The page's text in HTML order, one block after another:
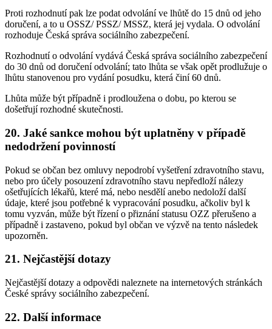
Proti rozhodnutí pak lze podat odvolání ve lhůtě do 15 dnů od jeho
doručení, a to u OSSZ/ PSSZ/ MSSZ, která jej vydala. O odvolání
rozhoduje Česká správa sociálního zabezpečení.
Rozhodnutí o odvolání vydává Česká správa sociálního zabezpečení
do 30 dnů od doručení odvolání; tato lhůta se však opět prodlužuje o
lhůtu stanovenou pro vydání posudku, která činí 60 dnů.
Lhůta může být případně i prodloužena o dobu, po kterou se
došetřují rozhodné skutečnosti.
20. Jaké sankce mohou být uplatněny v případě
nedodržení povinností
Pokud se občan bez omluvy nepodrobí vyšetření zdravotního stavu,
nebo pro účely posouzení zdravotního stavu nepředloží nálezy
ošetřujících lékařů, které má, nebo nesdělí anebo nedoloží další
údaje, které jsou potřebné k vypracování posudku, ačkoliv byl k
tomu vyzván, může být řízení o přiznání statusu OZZ přerušeno a
případně i zastaveno, pokud byl občan ve výzvě na tento následek
upozorněn.
21. Nejčastější dotazy
Nejčastější dotazy a odpovědi naleznete na internetových stránkách
České správy sociálního zabezpečení.
22. Další informace